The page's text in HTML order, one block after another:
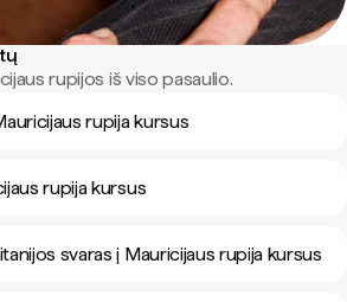
rupijos iš viso pasaulio.
rupija kursus
rupija kursus
svaras į Mauricijaus rupija kursus